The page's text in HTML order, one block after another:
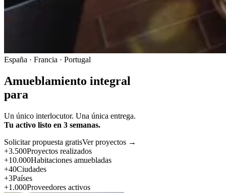
España · Francia · Portugal
Amueblamiento integral
para
Un único interlocutor. Una única entrega.
Tu activo listo en 3 semanas.
Solicitar propuesta gratisVer proyectos →
+3.500Proyectos realizados
+10.000Habitaciones amuebladas
+40Ciudades
+3Países
+1.000Proveedores activos